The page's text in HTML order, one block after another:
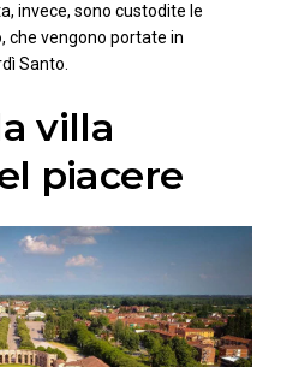
invece, sono custodite le
che vengono portate in
Santo.
villa
piacere